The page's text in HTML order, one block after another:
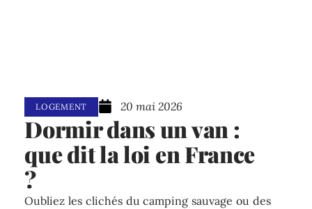
LOGEMENT 20 mai 2026
Dormir dans un van :
que dit la loi en France
?
Oubliez les clichés du camping sauvage ou des